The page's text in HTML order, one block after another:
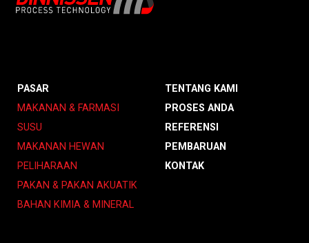
PASAR
MAKANAN & FARMASI
SUSU
MAKANAN HEWAN
PELIHARAAN
PAKAN & PAKAN AKUATIK
BAHAN KIMIA & MINERAL
TENTANG KAMI
PROSES ANDA
REFERENSI
PEMBARUAN
KONTAK